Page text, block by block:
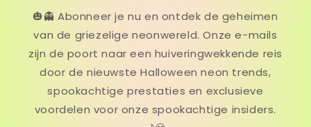
🎃👻 Abonneer je nu en ontdek de geheimen
van de griezelige neonwereld. Onze e-mails
zijn de poort naar een huiveringwekkende reis
door de nieuwste Halloween neon trends,
spookachtige prestaties en exclusieve
voordelen voor onze spookachtige insiders.